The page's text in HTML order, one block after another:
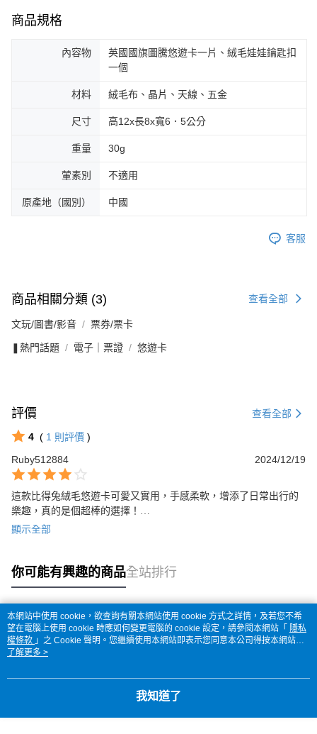
商品規格
內容物
英國國旗圖騰悠遊卡一片、絨毛娃娃鑰匙扣
一個
材料 絨毛布、晶片、天線、五金
尺寸 高12x長8x寬6．5公分
重量 30g
葷素別 不適用
原產地（國別） 中國
客服
商品相關分類 (3) 查看全部
文玩/圖書/影音 票券/票卡
❚熱門話題 電子｜票證 悠遊卡
評價 查看全部
4 ( 1 則評價 )
Ruby512884
2024/12/19
這款比得兔絨毛悠遊卡可愛又實用，手感柔軟，增添了日常出行的
樂趣，真的是個超棒的選擇！
小可惜的是悠遊卡是在圓形吊牌上
顯示全部
你可能有興趣的商品全站排行
熱門標籤
本網站中使用 cookie，欲查詢有關本網站使用 cookie 方式之詳情，及若您不希
望在電腦上使用 cookie 時應如何變更電腦的 cookie 設定，請參閱本網站「 隱私
權條款 」之 Cookie 聲明。您繼續使用本網站即表示您同意本公司得按本網站使
用條款之 Cookie 聲明使用 cookie。
了解更多 >
我知道了